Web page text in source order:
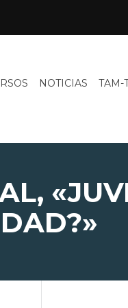
NOTICIAS TAM-